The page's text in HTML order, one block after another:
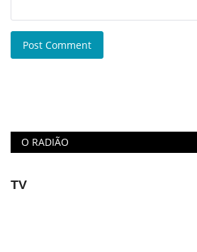
Post Comment
O RADIÃO
TV